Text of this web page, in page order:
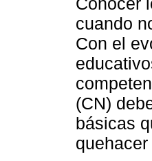
cuando
Con el
(CN)
básicas
quehacer